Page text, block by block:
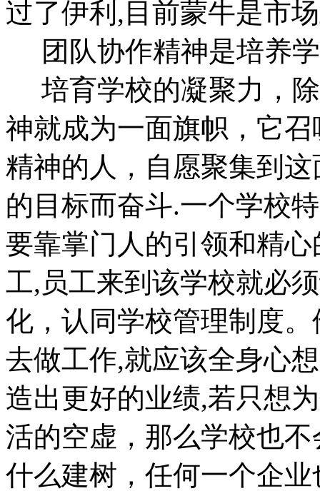
过了伊利,目前蒙牛是市
团队协作精神是培养
培育学校的凝聚力，
神就成为一面旗帜，它
精神的人，自愿聚集到
的目标而奋斗.一个学校
要靠掌门人的引领和精
工,员工来到该学校就必
化，认同学校管理制度
去做工作,就应该全身心
造出更好的业绩,若只想
活的空虚，那么学校也
什么建树，任何一个企